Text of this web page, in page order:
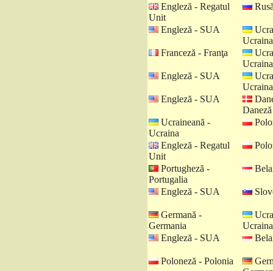
Engleză - Regatul
Unit
Engleză - SUA
Ucraina
Franceză - Franţa
Ucraina
Engleză - SUA
Ucraina
Engleză - SUA
Daneză
Ucraineană -
Ucraina
Engleză - Regatul
Unit
Portugheză -
Portugalia
Engleză - SUA
Germană -
Germania
Ucraina
Engleză - SUA
Poloneză - Polonia